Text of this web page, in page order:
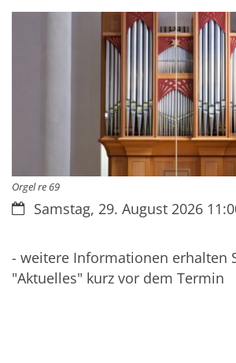
Orgel re 69
Datum:Samstag, 29. August 2026
- weitere Informationen erhalten
"Aktuelles" kurz vor dem Termin